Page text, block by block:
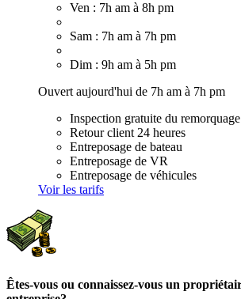
Ven : 7h am à 8h pm
Sam : 7h am à 7h pm
Dim : 9h am à 5h pm
Ouvert aujourd'hui de 7h am à 7h pm
Inspection gratuite du remorquage
Retour client 24 heures
Entreposage de bateau
Entreposage de VR
Entreposage de véhicules
Voir les tarifs
Êtes-vous ou connaissez-vous un